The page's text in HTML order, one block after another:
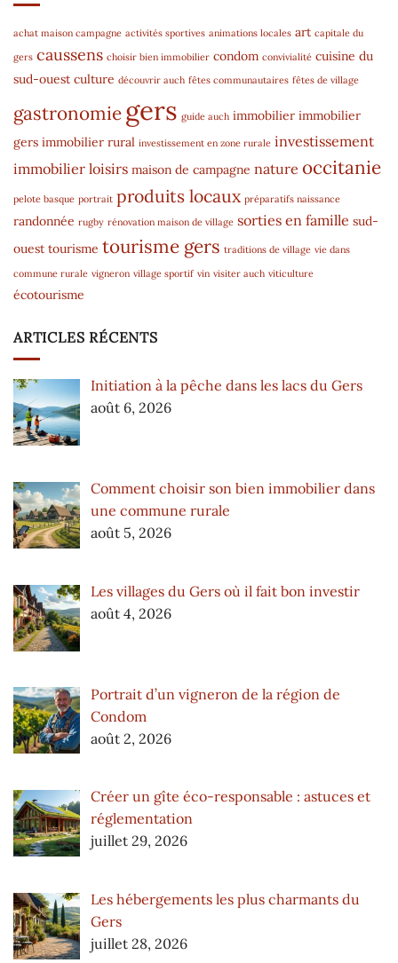
achat maison campagne activités sportives animations locales art capitale du
gers caussens choisir bien immobilier condom convivialité cuisine du
sud-ouest culture découvrir auch fêtes communautaires fêtes de village
gastronomiegers guide auch immobilier immobilier
gers immobilier rural investissement en zone rurale investissement
immobilier loisirs maison de campagne nature occitanie
pelote basque portrait produits locaux préparatifs naissance
randonnée rugby rénovation maison de village sorties en famille sud-
ouest tourisme tourisme gers traditions de village vie dans
commune rurale vigneron village sportif vin visiter auch viticulture
écotourisme
ARTICLES RÉCENTS
Initiation à la pêche dans les lacs du Gers
août 6, 2026
Comment choisir son bien immobilier dans
une commune rurale
août 5, 2026
Les villages du Gers où il fait bon investir
août 4, 2026
Portrait d’un vigneron de la région de
Condom
août 2, 2026
Créer un gîte éco-responsable : astuces et
réglementation
juillet 29, 2026
Les hébergements les plus charmants du
Gers
juillet 28, 2026